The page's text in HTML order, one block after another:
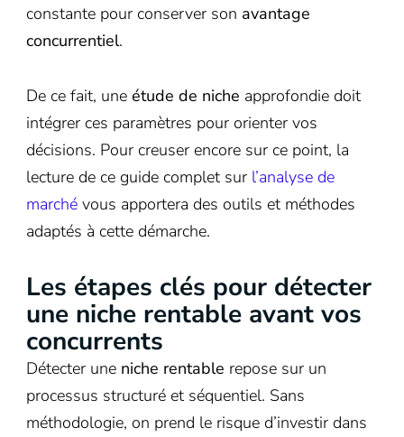
constante pour conserver son avantage
concurrentiel.
De ce fait, une étude de niche approfondie doit
intégrer ces paramètres pour orienter vos
décisions. Pour creuser encore sur ce point, la
lecture de ce guide complet sur l’analyse de
marché vous apportera des outils et méthodes
adaptés à cette démarche.
Les étapes clés pour détecter
une niche rentable avant vos
concurrents
Détecter une niche rentable repose sur un
processus structuré et séquentiel. Sans
méthodologie, on prend le risque d’investir dans